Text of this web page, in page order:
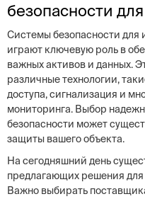
безопасности
Системы безопасности для
играют ключевую роль в
важных активов и данных.
различные технологии,
доступа, сигнализация и
мониторинга. Выбор
безопасности может
защиты вашего объекта.
На сегодняшний день
предлагающих решения
Важно выбирать